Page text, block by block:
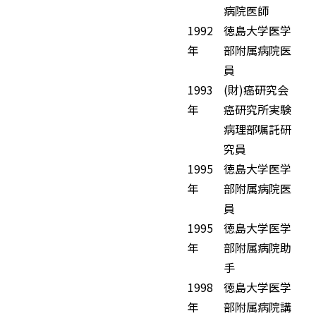
病院医師
1992
年
徳島大学医学
部附属病院医
員
1993
年
(財)癌研究会
癌研究所実験
病理部嘱託研
究員
1995
年
徳島大学医学
部附属病院医
員
1995
年
徳島大学医学
部附属病院助
手
1998
年
徳島大学医学
部附属病院講